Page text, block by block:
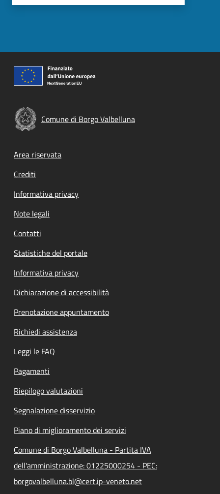
Comune di Borgo Valbelluna
Footer menu
Area riservata
Crediti
Informativa privacy
Note legali
Contatti
Statistiche del portale
Informativa privacy
Dichiarazione di accessibilità
Prenotazione appuntamento
Richiedi assistenza
Leggi le FAQ
Pagamenti
Riepilogo valutazioni
Segnalazione disservizio
Piano di miglioramento dei servizi
Comune di Borgo Valbelluna - Partita IVA
dell'amministrazione: 01225000254 - PEC:
borgovalbelluna.bl@cert.ip-veneto.net